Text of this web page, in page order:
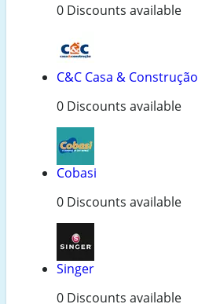
0 Discounts available
C&C Casa & Construção
0 Discounts available
Cobasi
0 Discounts available
Singer
0 Discounts available